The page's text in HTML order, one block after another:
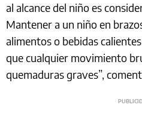
al alcance del niño es
Mantener a un niño en
alimentos o bebidas
que cualquier movimiento
quemaduras graves”,